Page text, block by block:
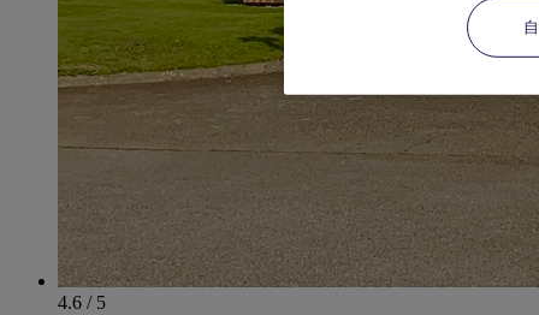
4.6 / 5